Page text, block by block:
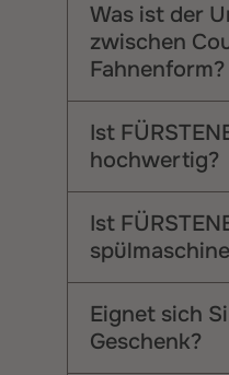
Was ist der
zwischen
Fahnenform?
Ist
hochwertig?
Ist
Eignet sich
Geschenk?